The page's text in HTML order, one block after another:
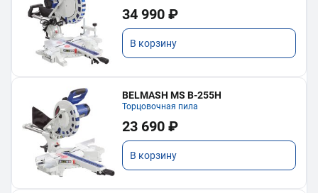
34 990 ₽
В корзину
BELMASH MS B-255H
Торцовочная пила
23 690 ₽
В корзину